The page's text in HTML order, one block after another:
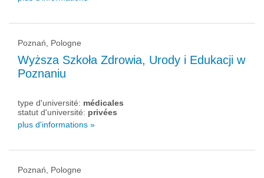
Poznań, Pologne
Wyższa Szkoła Zdrowia, Urody i Edukacji w
Poznaniu
type d'université: médicales
statut d'université: privées
plus d'informations »
Poznań, Pologne